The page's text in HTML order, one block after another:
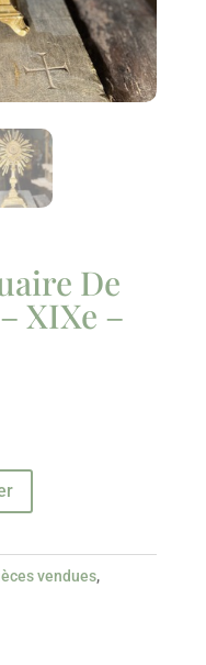
De
XIXe –
vendues,